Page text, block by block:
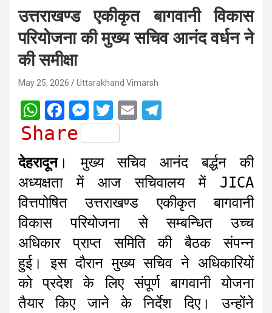
उत्तराखण्ड एकीकृत बागवानी विकास
परियोजना की मुख्य सचिव आनंद वर्धन ने
की समीक्षा
May 25, 2026 Uttarakhand Vimarsh
W
h
t
s
A
p
p
F
a
o
o
k
M
e
s
s
e
n
g
e
r
T
w
i
t
t
e
r
E
i
l
e
g
r
a
m
Share
देहरादून। मुख्य सचिव आनंद बर्द्धन की
अध्यक्षता में आज सचिवालय में JICA
वित्तपोषित उत्तराखण्ड एकीकृत बागवानी
विकास परियोजना से सम्बन्धित उच्च
अधिकार प्राप्त समिति की बैठक संपन्न
हुई। इस दौरान मुख्य सचिव ने अधिकारियों
को प्रदेश के लिए संपूर्ण बागवानी योजना
तैयार किए जाने के निर्देश दिए। उन्होंने